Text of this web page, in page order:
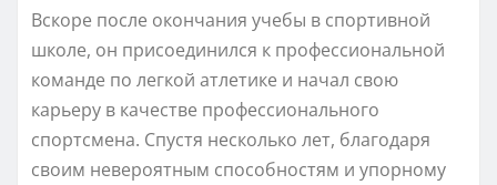
Вскоре после окончания учебы в спортивной
школе, он присоединился к профессиональной
команде по легкой атлетике и начал свою
карьеру в качестве профессионального
спортсмена. Спустя несколько лет, благодаря
своим невероятным способностям и упорному